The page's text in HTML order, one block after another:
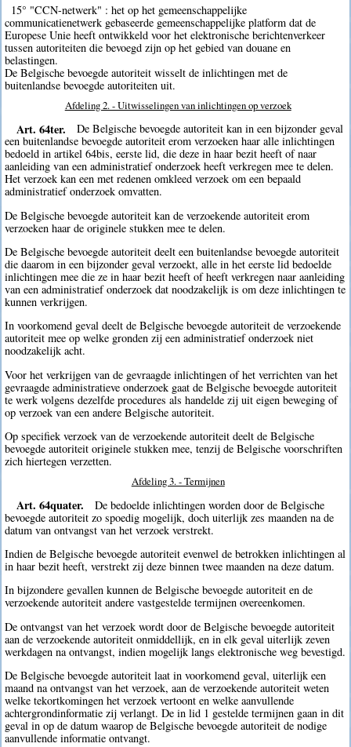
15° "CCN-netwerk" : het op het gemeenschappelijke
communicatienetwerk gebaseerde gemeenschappelijke platform dat de
Europese Unie heeft ontwikkeld voor het elektronische berichtenverkeer
tussen autoriteiten die bevoegd zijn op het gebied van douane en
belastingen.
De Belgische bevoegde autoriteit wisselt de inlichtingen met de
buitenlandse bevoegde autoriteiten uit.
Afdeling 2. - Uitwisselingen van inlichtingen op verzoek
Art. 64ter.
De Belgische bevoegde autoriteit kan in een bijzonder geval
een buitenlandse bevoegde autoriteit erom verzoeken haar alle inlichtingen
bedoeld in artikel 64bis, eerste lid, die deze in haar bezit heeft of naar
aanleiding van een administratief onderzoek heeft verkregen mee te delen.
Het verzoek kan een met redenen omkleed verzoek om een bepaald
administratief onderzoek omvatten.
De Belgische bevoegde autoriteit kan de verzoekende autoriteit erom
verzoeken haar de originele stukken mee te delen.
De Belgische bevoegde autoriteit deelt een buitenlandse bevoegde autoriteit
die daarom in een bijzonder geval verzoekt, alle in het eerste lid bedoelde
inlichtingen mee die ze in haar bezit heeft of heeft verkregen naar aanleiding
van een administratief onderzoek dat noodzakelijk is om deze inlichtingen te
kunnen verkrijgen.
In voorkomend geval deelt de Belgische bevoegde autoriteit de verzoekende
autoriteit mee op welke gronden zij een administratief onderzoek niet
noodzakelijk acht.
Voor het verkrijgen van de gevraagde inlichtingen of het verrichten van het
gevraagde administratieve onderzoek gaat de Belgische bevoegde autoriteit
te werk volgens dezelfde procedures als handelde zij uit eigen beweging of
op verzoek van een andere Belgische autoriteit.
Op specifiek verzoek van de verzoekende autoriteit deelt de Belgische
bevoegde autoriteit originele stukken mee, tenzij de Belgische voorschriften
zich hiertegen verzetten.
Afdeling 3. - Termijnen
Art. 64quater.
De bedoelde inlichtingen worden door de Belgische
bevoegde autoriteit zo spoedig mogelijk, doch uiterlijk zes maanden na de
datum van ontvangst van het verzoek verstrekt.
Indien de Belgische bevoegde autoriteit evenwel de betrokken inlichtingen al
in haar bezit heeft, verstrekt zij deze binnen twee maanden na deze datum.
In bijzondere gevallen kunnen de Belgische bevoegde autoriteit en de
verzoekende autoriteit andere vastgestelde termijnen overeenkomen.
De ontvangst van het verzoek wordt door de Belgische bevoegde autoriteit
aan de verzoekende autoriteit onmiddellijk, en in elk geval uiterlijk zeven
werkdagen na ontvangst, indien mogelijk langs elektronische weg bevestigd.
De Belgische bevoegde autoriteit laat in voorkomend geval, uiterlijk een
maand na ontvangst van het verzoek, aan de verzoekende autoriteit weten
welke tekortkomingen het verzoek vertoont en welke aanvullende
achtergrondinformatie zij verlangt. De in lid 1 gestelde termijnen gaan in dit
geval in op de datum waarop de Belgische bevoegde autoriteit de nodige
aanvullende informatie ontvangt.